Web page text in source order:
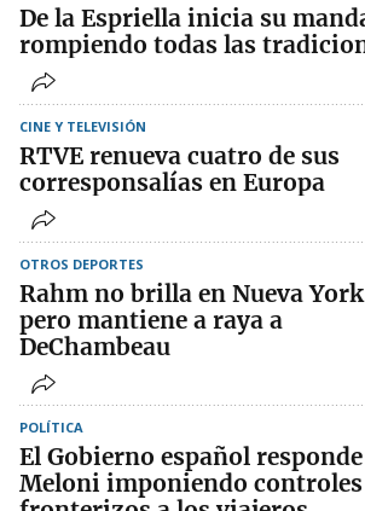
De la Espriella inicia su
rompiendo todas las
CINE Y TELEVISIÓN
RTVE renueva cuatro de sus
corresponsalías en Europa
OTROS DEPORTES
Rahm no brilla en Nueva
pero mantiene a raya a
DeChambeau
POLÍTICA
El Gobierno español
Meloni imponiendo controles